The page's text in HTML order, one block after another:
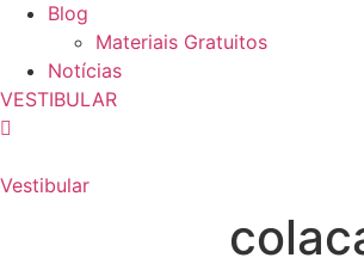
Blog
Materiais Gratuitos
Notícias
VESTIBULAR
Vestibular